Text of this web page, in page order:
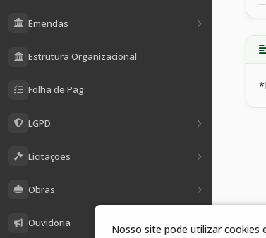
Emendas
Estrutura Organizacional
Folha de Pag.
LGPD
Licitações
Obras
Ouvidoria
Nosso site pode utilizar cookies